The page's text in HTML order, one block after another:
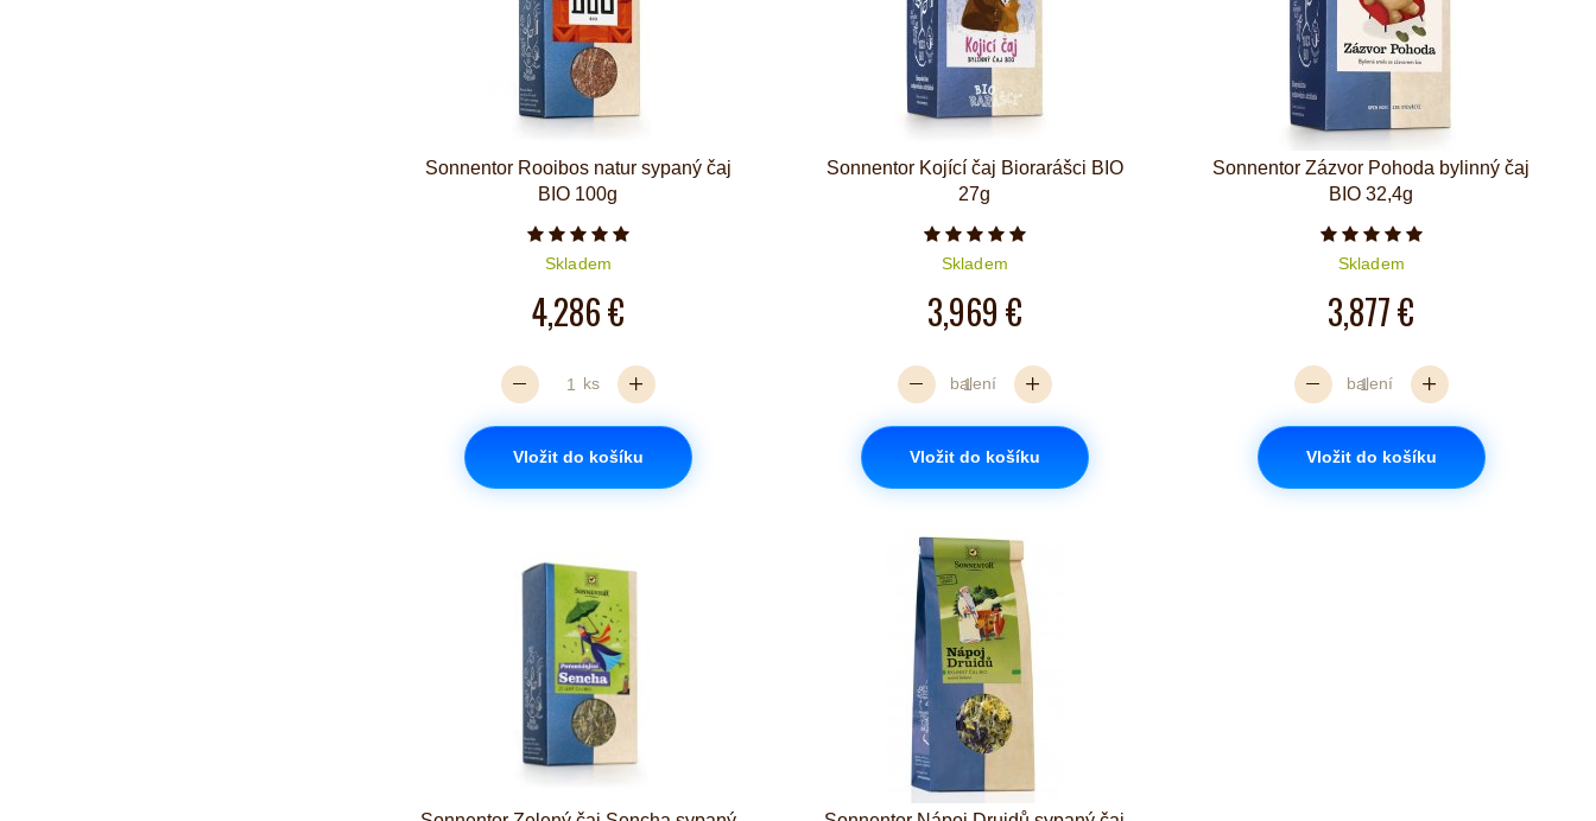
Sonnentor Rooibos natur sypaný čaj
BIO 100g
Počet hvězdiček je 5 z 5
Skladem
4,286 €
ks
Vložit do košíku
Sonnentor Kojící čaj Biorarášci BIO
27g
Počet hvězdiček je 5 z 5
Skladem
3,969 €
balení
Vložit do košíku
Sonnentor Zázvor Pohoda bylinný čaj
BIO 32,4g
Počet hvězdiček je 5 z 5
Skladem
3,877 €
balení
Vložit do košíku